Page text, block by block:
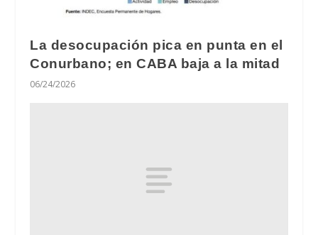
La desocupación pica en punta en el
Conurbano; en CABA baja a la mitad
06/24/2026